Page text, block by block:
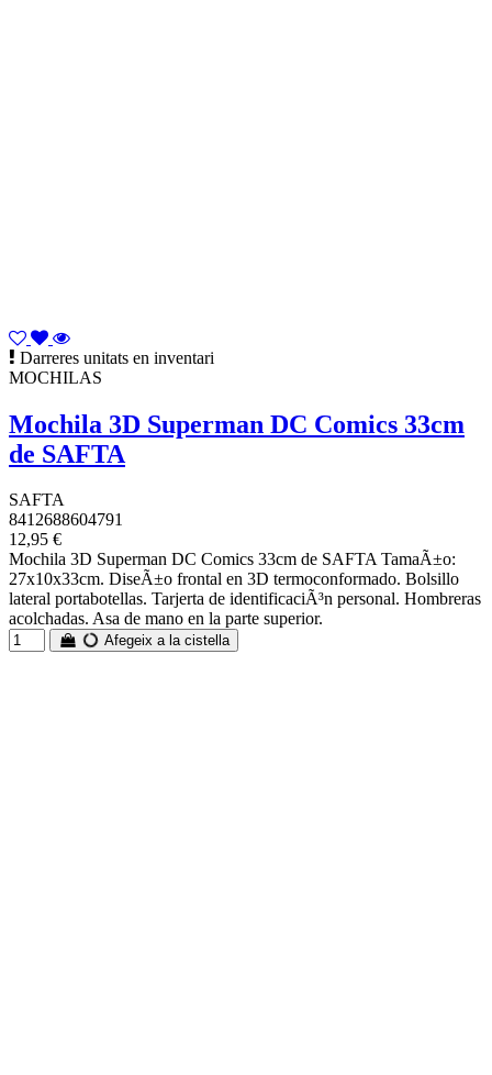
Darreres unitats en inventari
MOCHILAS
Mochila 3D Superman DC Comics 33cm
de SAFTA
SAFTA
8412688604791
12,95 €
Mochila 3D Superman DC Comics 33cm de SAFTA TamaÃ±o:
27x10x33cm. DiseÃ±o frontal en 3D termoconformado. Bolsillo
lateral portabotellas. Tarjerta de identificaciÃ³n personal. Hombreras
acolchadas. Asa de mano en la parte superior.
Afegeix a la cistella